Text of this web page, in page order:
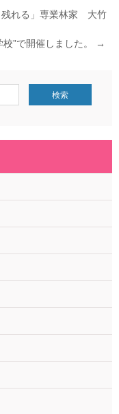
残れる」専業林家 大竹
”で開催しました。
→